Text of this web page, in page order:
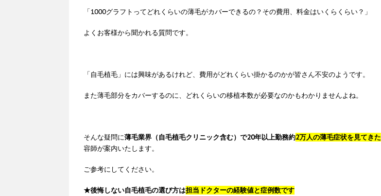
「1000グラフトってどれくらいの薄毛がカバーできるの？その費用、料金はいくらくらい？」
よくお客様から聞かれる質問です。
「自毛植毛」には興味があるけれど、費用がどれくらい掛かるのかが皆さん不安のようです。
また薄毛部分をカバーするのに、どれくらいの移植本数が必要なのかもわかりませんよね。
そんな疑問に薄毛業界（自毛植毛クリニック含む）で20年以上勤務約2万人の薄毛症状を見てきた
容師が案内いたします。
ご参考にしてください。
★後悔しない自毛植毛の選び方は担当ドクターの経験値と症例数です